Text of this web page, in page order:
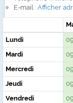
E-mail : Afficher
Lundi
Mardi
Mercredi
Jeudi
Vendredi